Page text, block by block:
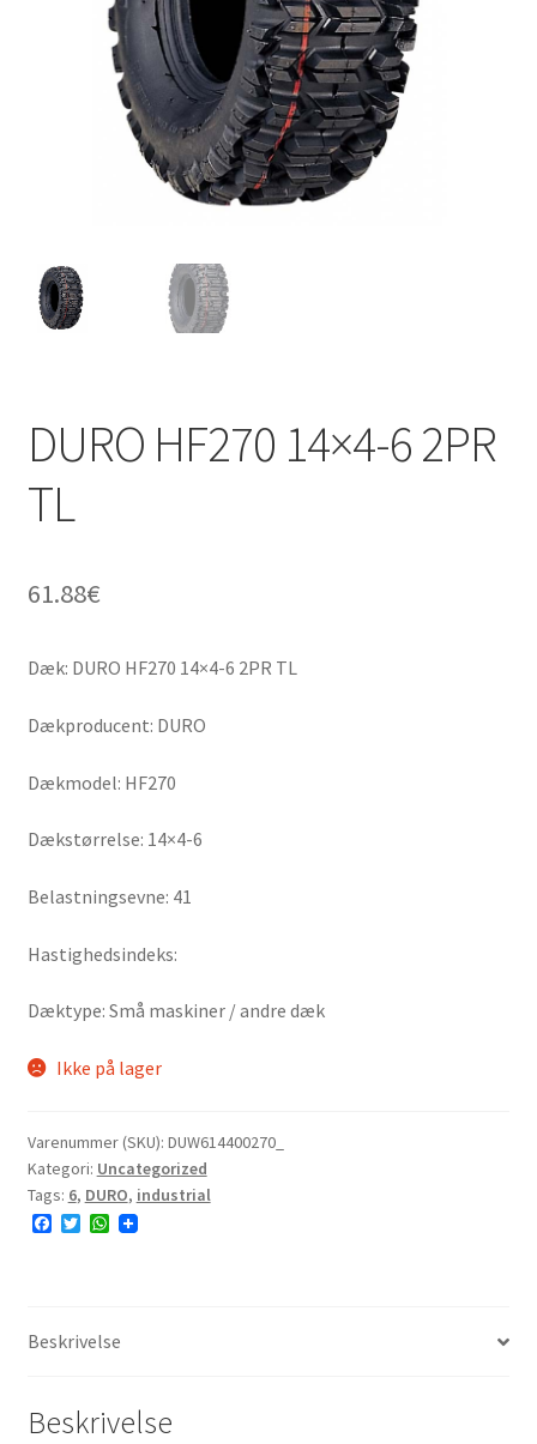
DURO HF270 14×4-6 2PR
TL
61.88€
Dæk: DURO HF270 14×4-6 2PR TL
Dækproducent: DURO
Dækmodel: HF270
Dækstørrelse: 14×4-6
Belastningsevne: 41
Hastighedsindeks:
Dæktype: Små maskiner / andre dæk
Ikke på lager
Varenummer (SKU): DUW614400270_
Kategori: Uncategorized
Tags: 6, DURO, industrial
F
o
T
r
W
p
Beskrivelse
Beskrivelse